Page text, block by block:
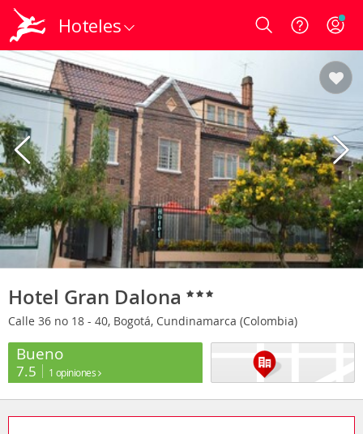
Hoteles Login
Hotel Gran Dalona
Calle 36 no 18 - 40, Bogotá, Cundinamarca (Colombia)
Bueno
7.5 1 opiniones